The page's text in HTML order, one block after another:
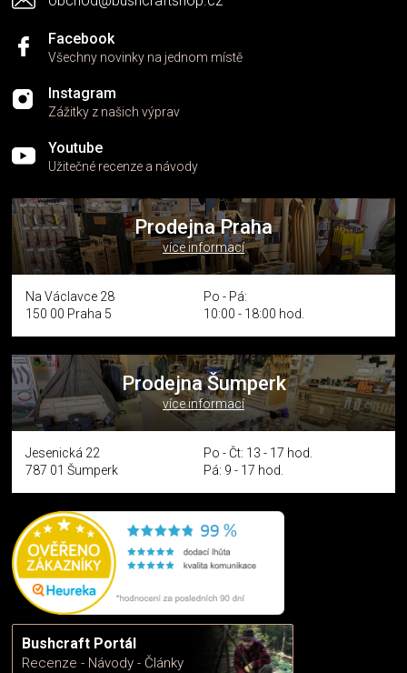
Facebook
Všechny novinky na jednom místě
Instagram
Zážitky z našich výprav
Youtube
Užitečné recenze a návody
Prodejna Praha
více informací
Na Václavce 28
150 00 Praha 5
Po - Pá:
10:00 - 18:00 hod.
Prodejna Šumperk
více informací
Jesenická 22
787 01 Šumperk
Po - Čt: 13 - 17 hod.
Pá: 9 - 17 hod.
Bushcraft Portál
Recenze - Návody - Články